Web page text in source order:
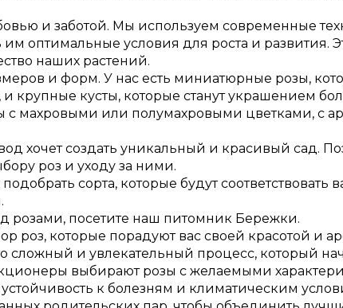
и заботой. Мы используем современные
оптимальные условия для роста и развития.
наших растений.
и форм. У нас есть миниатюрные розы,
крупные кусты, которые станут украшением
с махровыми или полумахровыми цветками, с
хочет создать уникальный и красивый сад.
роз и уходу за ними.
сорта, которые будут соответствовать
розами, посетите наш питомник Бережки.
роз, которые порадуют вас своей красотой и
сложный и увлекательный процесс, который
выбирают розы с желаемыми
к болезням и климатическим